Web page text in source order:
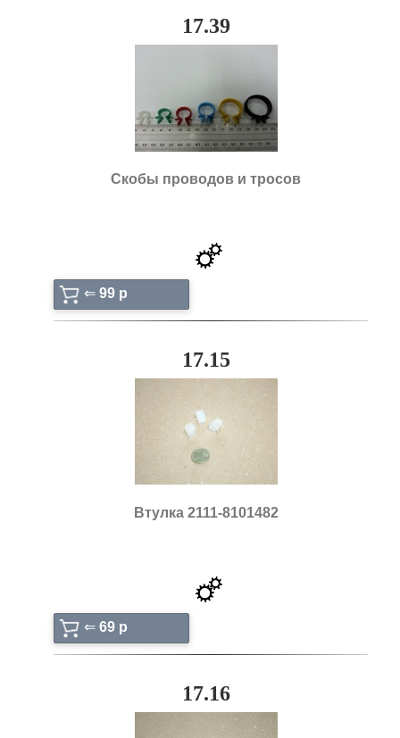
17.39
Скобы проводов и тросов
⇐ 99 p
17.15
Втулка 2111-8101482
⇐ 69 p
17.16